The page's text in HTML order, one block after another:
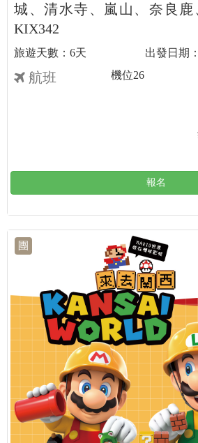
城、清水寺、嵐山、奈良
KIX342
6天
航班 機位26
報名
團